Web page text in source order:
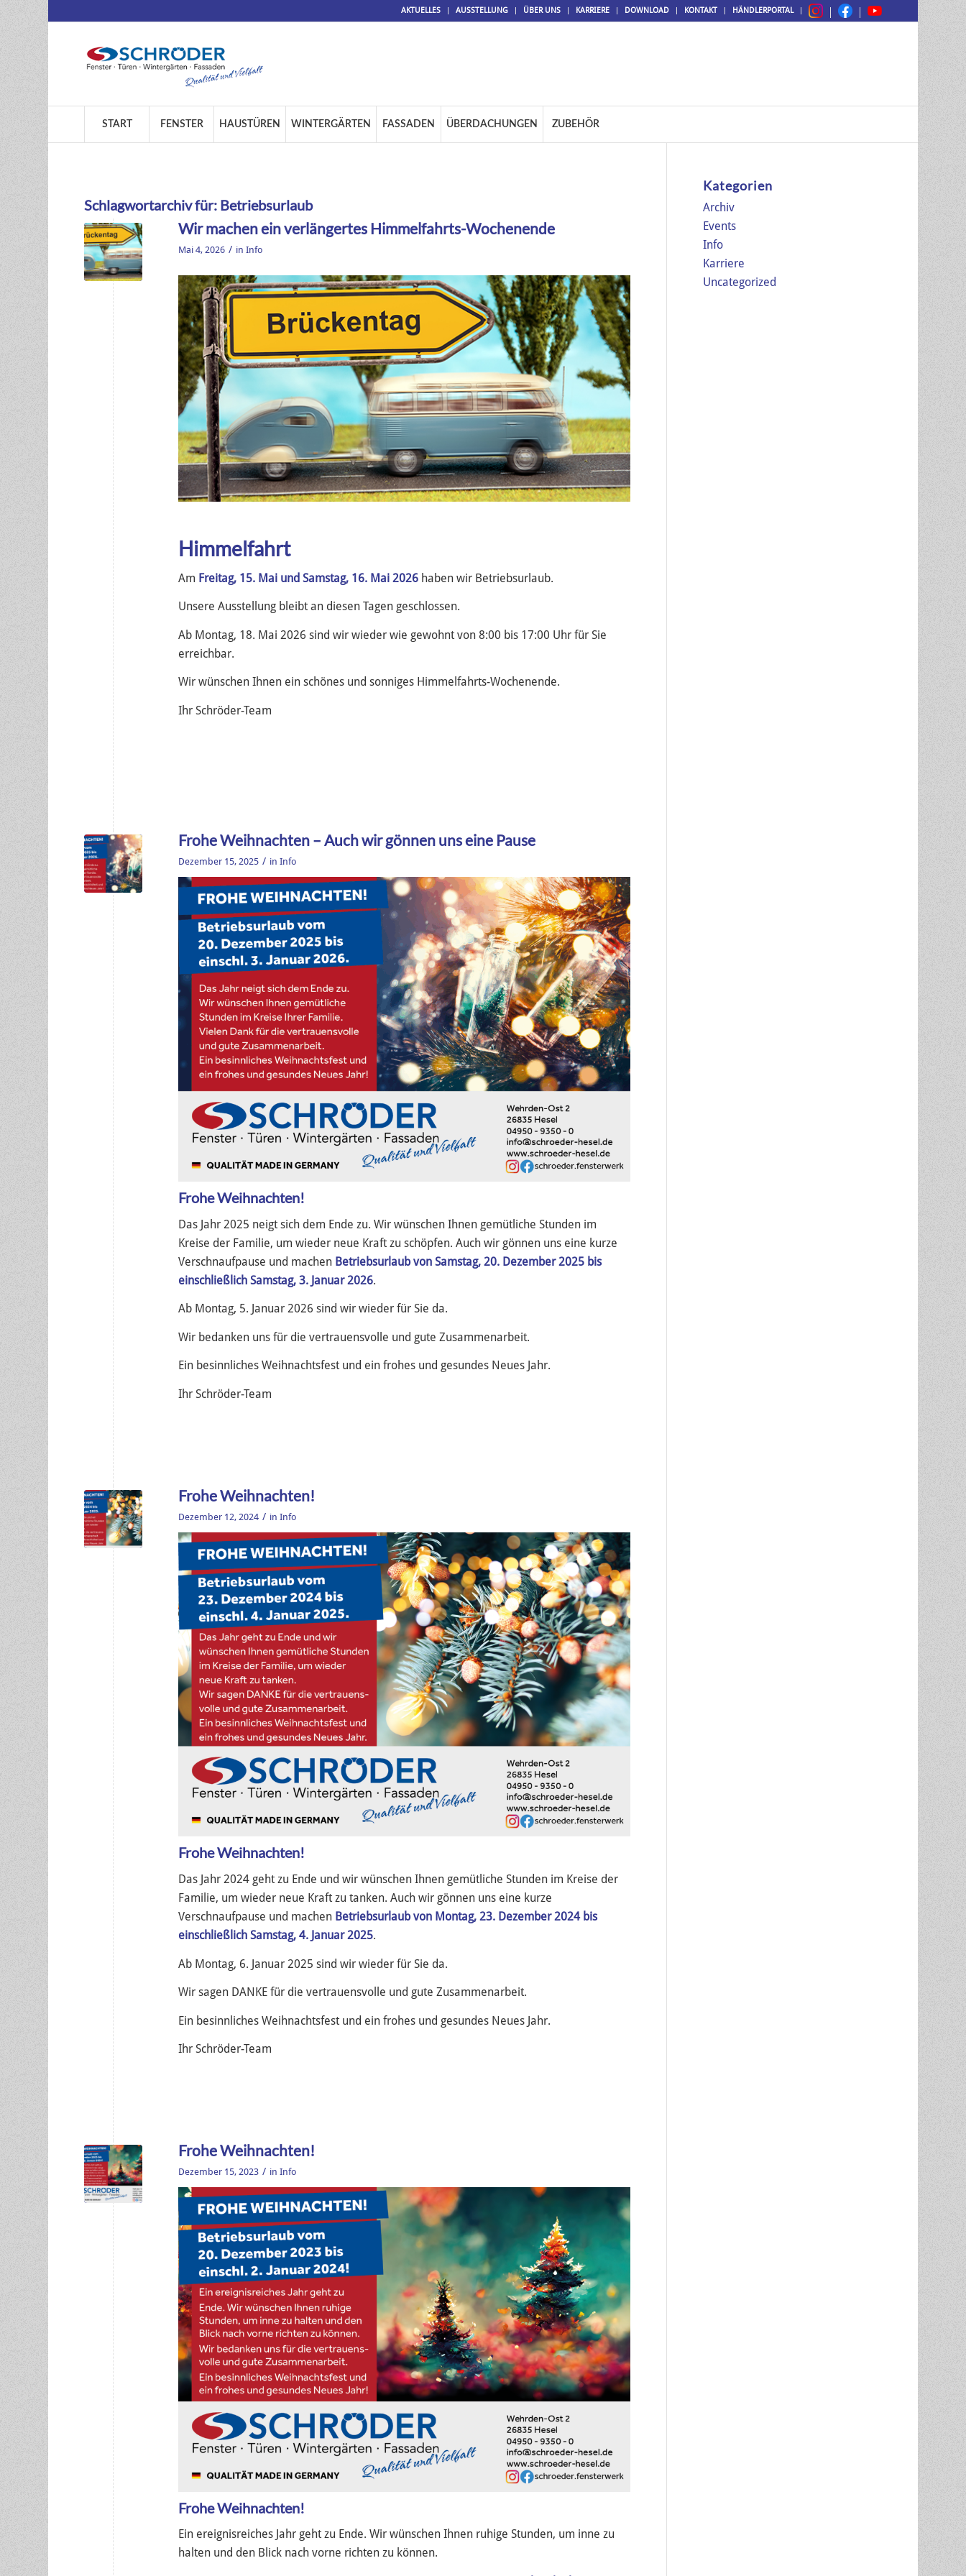
AKTUELLES AUSSTELLUNG ÜBER UNS KARRIERE DOWNLOAD KONTAKT HÄNDLERPORTAL
START FENSTER HAUSTÜREN WINTERGÄRTEN FASSADEN ÜBERDACHUNGEN ZUBEHÖR
Schlagwortarchiv für: Betriebsurlaub
Wir machen ein verlängertes Himmelfahrts-Wochenende
Mai 4, 2026 / inInfo
Himmelfahrt
Am Freitag, 15. Mai und Samstag, 16. Mai 2026 haben wir Betriebsurlaub.
Unsere Ausstellung bleibt an diesen Tagen geschlossen.
Ab Montag, 18. Mai 2026 sind wir wieder wie gewohnt von 8:00 bis 17:00 Uhr für Sie
erreichbar.
Wir wünschen Ihnen ein schönes und sonniges Himmelfahrts-Wochenende.
Ihr Schröder-Team
Frohe Weihnachten – Auch wir gönnen uns eine Pause
Dezember 15, 2025 / inInfo
Frohe Weihnachten!
Das Jahr 2025 neigt sich dem Ende zu. Wir wünschen Ihnen gemütliche Stunden im
Kreise der Familie, um wieder neue Kraft zu schöpfen. Auch wir gönnen uns eine kurze
Verschnaufpause und machen Betriebsurlaub von Samstag, 20. Dezember 2025 bis
einschließlich Samstag, 3. Januar 2026.
Ab Montag, 5. Januar 2026 sind wir wieder für Sie da.
Wir bedanken uns für die vertrauensvolle und gute Zusammenarbeit.
Ein besinnliches Weihnachtsfest und ein frohes und gesundes Neues Jahr.
Ihr Schröder-Team
Frohe Weihnachten!
Dezember 12, 2024 / inInfo
Frohe Weihnachten!
Das Jahr 2024 geht zu Ende und wir wünschen Ihnen gemütliche Stunden im Kreise der
Familie, um wieder neue Kraft zu tanken. Auch wir gönnen uns eine kurze
Verschnaufpause und machen Betriebsurlaub von Montag, 23. Dezember 2024 bis
einschließlich Samstag, 4. Januar 2025.
Ab Montag, 6. Januar 2025 sind wir wieder für Sie da.
Wir sagen DANKE für die vertrauensvolle und gute Zusammenarbeit.
Ein besinnliches Weihnachtsfest und ein frohes und gesundes Neues Jahr.
Ihr Schröder-Team
Frohe Weihnachten!
Dezember 15, 2023 / inInfo
Frohe Weihnachten!
Ein ereignisreiches Jahr geht zu Ende. Wir wünschen Ihnen ruhige Stunden, um inne zu
halten und den Blick nach vorne richten zu können.
Kategorien
Archiv
Events
Info
Karriere
Uncategorized